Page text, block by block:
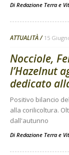
Di Redazione Terra e
ATTUALITÀ 15
Nocciole,
l’Hazelnut
dedicato
Positivo bilancio
alla corilicoltura.
dall'autunno
Di Redazione Terra e